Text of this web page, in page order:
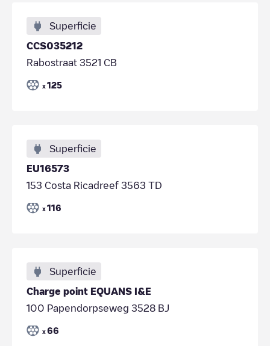
Superficie
CCS035212
Rabostraat 3521 CB
x 125
Superficie
EU16573
153 Costa Ricadreef 3563 TD
x 116
Superficie
Charge point EQUANS I&E
100 Papendorpseweg 3528 BJ
x 66